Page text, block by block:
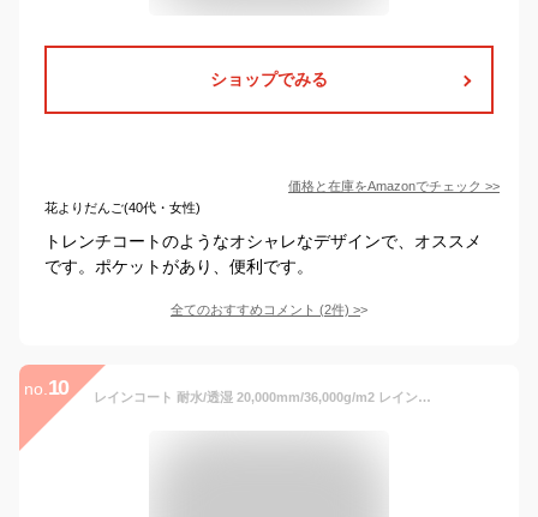
ショップでみる
価格と在庫をAmazonでチェック >>
花よりだんご(40代・女性)
トレンチコートのようなオシャレなデザインで、オススメ
です。ポケットがあり、便利です。
全てのおすすめコメント (2件) >
no. 10 レインコート 耐水/透湿 20,000mm/36,000g/m2 レインポンチョ/ポンチョ レインウェア/レインスーツ 通気性 雨具/カッパ/雨合羽 メンズ レディース 通勤/通学/自転車/アウトドア ユニセックス LAD WEATHER ラドウェザー 送料無料 VR